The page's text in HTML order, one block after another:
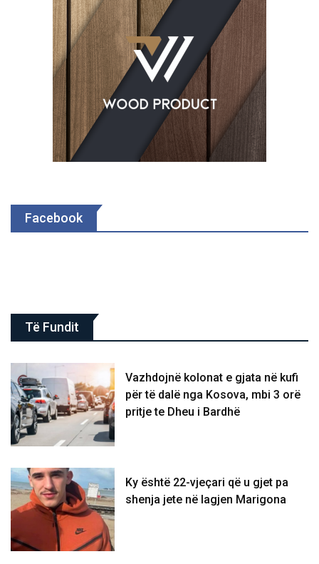
Facebook
Të Fundit
Vazhdojnë kolonat e gjata në kufi
për të dalë nga Kosova, mbi 3 orë
pritje te Dheu i Bardhë
Ky është 22-vjeçari që u gjet pa
shenja jete në lagjen Marigona